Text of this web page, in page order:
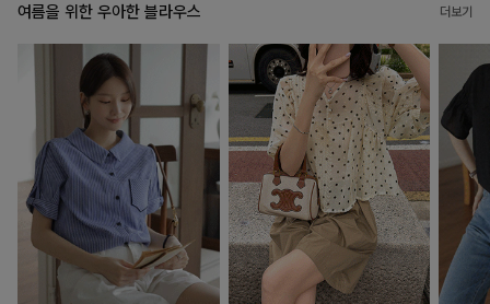
여름을 위한 우아한 블라우스 더보기